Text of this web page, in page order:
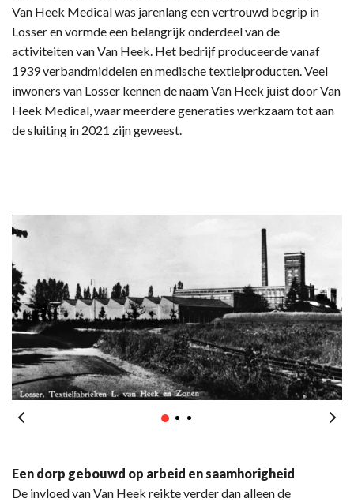
Van Heek Medical was jarenlang een vertrouwd begrip in
Losser en vormde een belangrijk onderdeel van de
activiteiten van Van Heek. Het bedrijf produceerde vanaf
1939 verbandmiddelen en medische textielproducten. Veel
inwoners van Losser kennen de naam Van Heek juist door Van
Heek Medical, waar meerdere generaties werkzaam tot aan
de sluiting in 2021 zijn geweest.
Een dorp gebouwd op arbeid en saamhorigheid
De invloed van Van Heek reikte verder dan alleen de